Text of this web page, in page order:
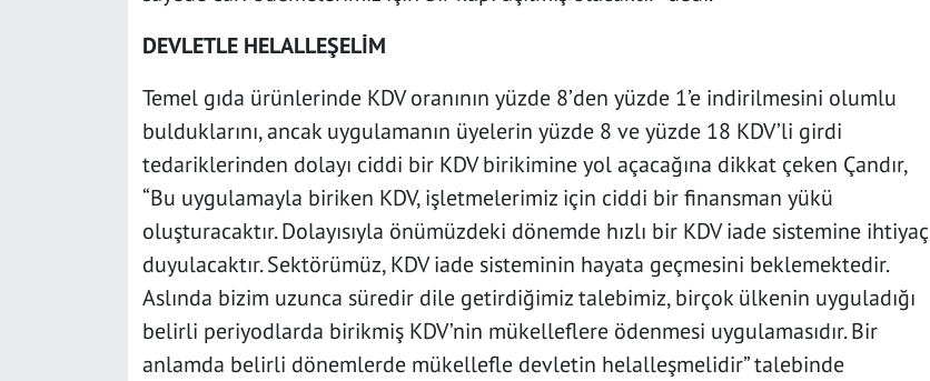
DEVLETLE HELALLEŞELİM
Temel gıda ürünlerinde KDV oranının yüzde 8’den yüzde 1’e indirilmesini olumlu
bulduklarını, ancak uygulamanın üyelerin yüzde 8 ve yüzde 18 KDV’li girdi
tedariklerinden dolayı ciddi bir KDV birikimine yol açacağına dikkat çeken Çandır,
“Bu uygulamayla biriken KDV, işletmelerimiz için ciddi bir finansman yükü
oluşturacaktır. Dolayısıyla önümüzdeki dönemde hızlı bir KDV iade sistemine ihtiyaç
duyulacaktır. Sektörümüz, KDV iade sisteminin hayata geçmesini beklemektedir.
Aslında bizim uzunca süredir dile getirdiğimiz talebimiz, birçok ülkenin uyguladığı
belirli periyodlarda birikmiş KDV’nin mükelleflere ödenmesi uygulamasıdır. Bir
anlamda belirli dönemlerde mükellefle devletin helalleşmelidir” talebinde